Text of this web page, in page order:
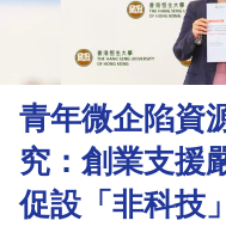
樓
理
財
商
業
青年微企陷資
究：創業支
促設「非科技